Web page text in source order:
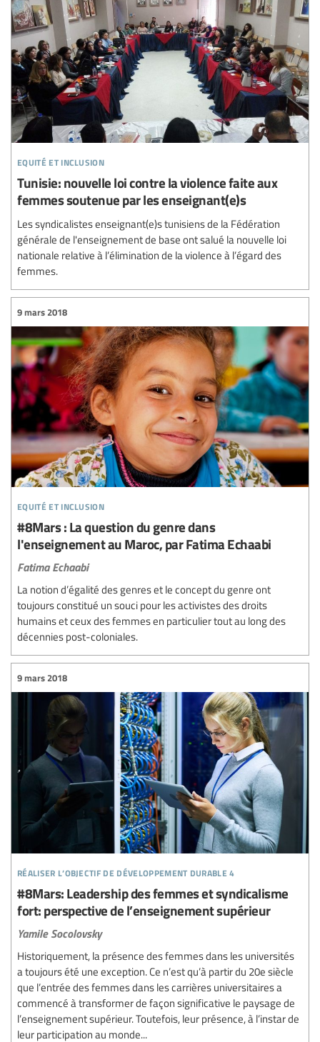
equité et inclusion
Tunisie: nouvelle loi contre la violence faite aux
femmes soutenue par les enseignant(e)s
Les syndicalistes enseignant(e)s tunisiens de la Fédération
générale de l'enseignement de base ont salué la nouvelle loi
nationale relative à l’élimination de la violence à l’égard des
femmes.
equité et inclusion
9 mars 2018
#8Mars : La question du genre dans
l'enseignement au Maroc, par Fatima Echaabi
Fatima Echaabi
La notion d’égalité des genres et le concept du genre ont
toujours constitué un souci pour les activistes des droits
humains et ceux des femmes en particulier tout au long des
décennies post-coloniales.
réaliser l’objectif de développement durable 4
9 mars 2018
#8Mars: Leadership des femmes et syndicalisme
fort: perspective de l’enseignement supérieur
Yamile Socolovsky
Historiquement, la présence des femmes dans les universités
a toujours été une exception. Ce n’est qu’à partir du 20e siècle
que l’entrée des femmes dans les carrières universitaires a
commencé à transformer de façon significative le paysage de
l’enseignement supérieur. Toutefois, leur présence, à l’instar de
leur participation au monde...